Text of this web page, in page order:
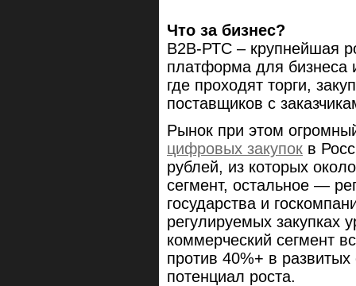
Что за бизнес?
B2B-РТС – крупнейшая
платформа для бизнеса
где проходят торги,
поставщиков с
Рынок при этом
цифровых закупок в
рублей, из которых
сегмент, остальное —
государства и
регулируемых закупках
коммерческий сегмент
против 40%+ в развитых
потенциал роста.